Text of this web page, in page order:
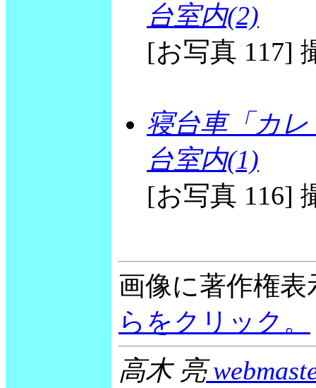
台室内(2)
[お写真 117]
寝台車「カ
台室内(1)
[お写真 116]
画像に著作権
らをクリック。
高木 亮